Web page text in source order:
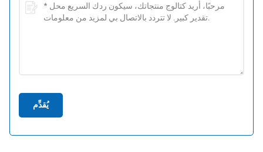
يُقدِّم